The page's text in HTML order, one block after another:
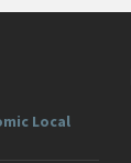
Local